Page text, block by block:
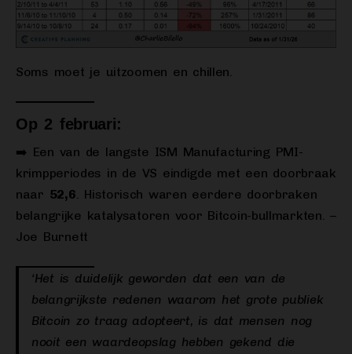
Soms moet je uitzoomen en chillen.
Op 2 februari:
➡️ Een van de langste ISM Manufacturing PMI-
krimpperiodes in de VS eindigde met een doorbraak
naar 52,6 . Historisch waren eerdere doorbraken
belangrijke katalysatoren voor Bitcoin-bullmarkten. –
Joe Burnett
‘Het is duidelijk geworden dat een van de
belangrijkste redenen waarom het grote publiek
Bitcoin zo traag adopteert, is dat mensen nog
nooit een waardeopslag hebben gekend die